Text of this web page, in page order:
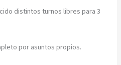
distintos turnos libres para 3
por asuntos propios.